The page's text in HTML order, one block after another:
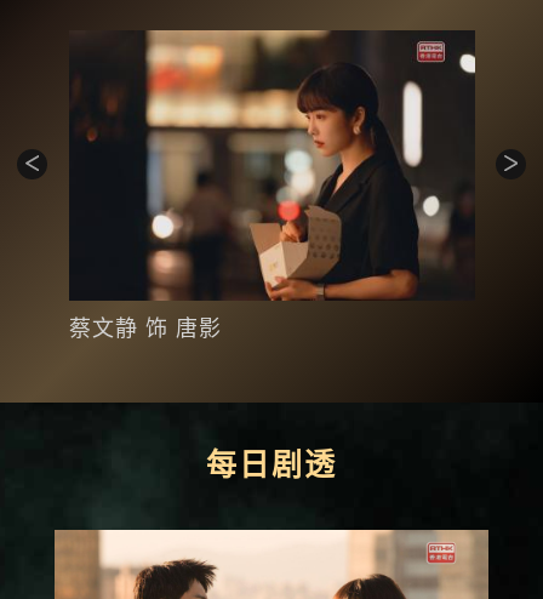
蔡文静 饰 唐影
每日剧透